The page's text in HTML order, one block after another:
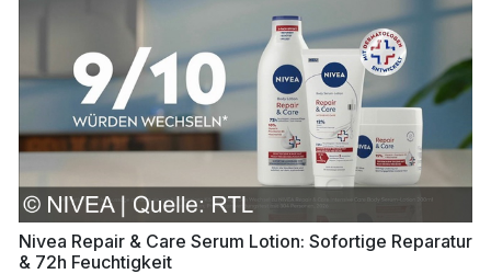
Nivea Repair & Care Serum Lotion: Sofortige Reparatur
& 72h Feuchtigkeit